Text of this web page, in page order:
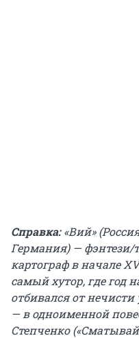
Справка:«Вий»
Германия) —
картограф в начале
самый хутор, где год
отбивался от
— в одноименной
Степченко